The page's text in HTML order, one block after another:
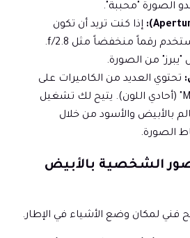
الصورة "محببة".
إذا كنت تريد أن تكون
الخلفية ضبابية، استخدم رقماً منخفضاً مثل f/2.8.
من الصورة.
تحتوي العديد من الكاميرات على
إعداد "Monochrome" (أحادي اللون). يتيح لك تشغيل
بالأبيض والأسود من خلال
الصورة.
الشخصية بالأبيض
لمكان وضع الأشياء في الإطار.